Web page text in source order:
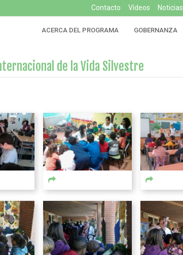
Contacto Vídeos Noticias
ACERCA DEL PROGRAMA GOBERNANZA
de la Vida Silvestre